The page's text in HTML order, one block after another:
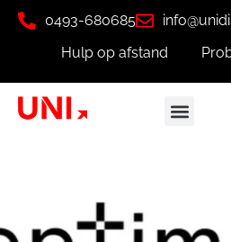
0493-680685
Hulp op afstand